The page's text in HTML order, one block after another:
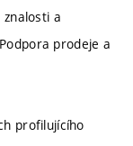
a
prodeje a
profilujícího